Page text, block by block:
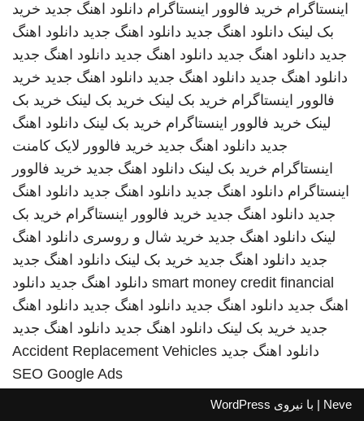
اینستاگرام خرید فالوور اینستاگرام دانلود اهنگ جدید خرید
بک لینک دانلود اهنگ جدید دانلود اهنگ جدید دانلود اهنگ
جدید دانلود اهنگ جدید دانلود اهنگ جدید دانلود اهنگ جدید
دانلود اهنگ جدید دانلود اهنگ جدید دانلود اهنگ جدید خرید
فالوور اینستاگرام خرید بک لینک خرید بک لینک خرید بک
لینک خرید فالوور اینستاگرام خرید بک لینک دانلود اهنگ
جدید دانلود اهنگ جدید خرید فالوور لایک کامنت
اینستاگرام خرید بک لینک دانلود اهنگ جدید خرید فالوور
اینستاگرام دانلود اهنگ جدید دانلود اهنگ جدید دانلود اهنگ
جدید دانلود اهنگ جدید خرید فالوور اینستاگرام خرید بک
لینک دانلود اهنگ جدید خرید شال و روسری دانلود اهنگ
جدید دانلود اهنگ جدید خرید بک لینک دانلود اهنگ جدید
smart money credit financial دانلود اهنگ جدید دانلود
اهنگ جدید دانلود اهنگ جدید دانلود اهنگ جدید دانلود اهنگ
جدید خرید بک لینک دانلود اهنگ جدید دانلود اهنگ جدید
دانلود اهنگ جدید Accident Replacement Vehicles
SEO Google Ads
Neve | با نیروی WordPress